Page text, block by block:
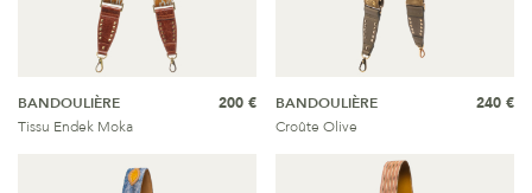
BANDOULIÈRE
Tissu Endek Moka
200 €
BANDOULIÈRE
Croûte Olive
240 €